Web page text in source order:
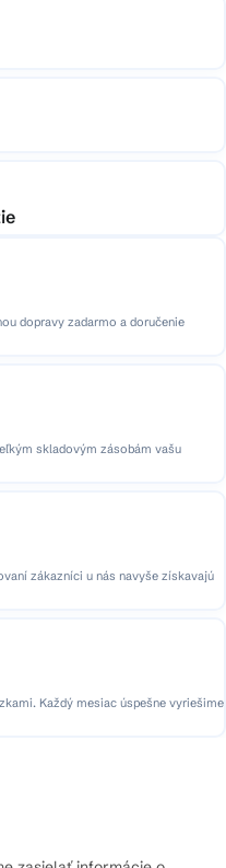
dopravy zadarmo a doručenie
skladovým zásobám vašu
zákazníci u nás navyše získavajú
Každý mesiac úspešne vyriešime